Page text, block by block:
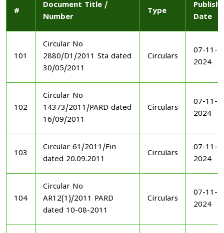
#
Document Title /
Number
Type
Date
101
Circular No
2880/D1/2011 Sta dated
30/05/2011
Circulars
07-11-
2024
102
Circular No
14373/2011/PARD dated
16/09/2011
Circulars
07-11-
2024
103
Circular 61/2011/Fin
dated 20.09.2011
Circulars
07-11-
2024
104
Circular No
AR12(1)/2011 PARD
dated 10-08-2011
Circulars
07-11-
2024